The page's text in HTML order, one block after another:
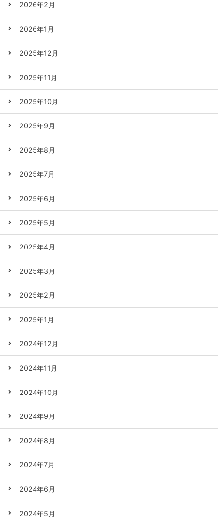
2026年2月
2026年1月
2025年12月
2025年11月
2025年10月
2025年9月
2025年8月
2025年7月
2025年6月
2025年5月
2025年4月
2025年3月
2025年2月
2025年1月
2024年12月
2024年11月
2024年10月
2024年9月
2024年8月
2024年7月
2024年6月
2024年5月